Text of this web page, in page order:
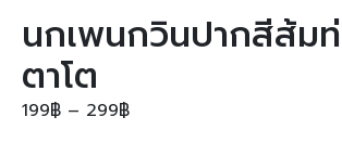
นกเพนกวินปากสีส้ม
ตาโต
199฿ – 299฿